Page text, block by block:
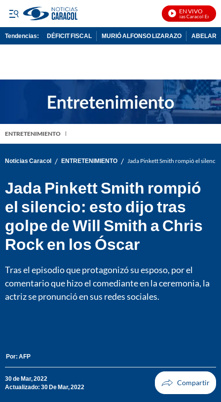
EN VIVO
Noticias Caracol En Vivo
Tendencias: DÉFICIT FISCAL MURIÓ ALFONSO LIZARAZO
ENTRETENIMIENTO
Noticias Caracol / ENTRETENIMIENTO / Jada Pinkett Smith rompió el
Jada Pinkett Smith rompió
el silencio: esto dijo tras
golpe de Will Smith a Chris
Rock en los Óscar
Tras el episodio que protagonizó su esposo, por el
comentario que hizo el comediante en la ceremonia, la
actriz se pronunció en sus redes sociales.
Por: AFP
30 de Mar, 2022
Actualizado: 30 De Mar, 2022